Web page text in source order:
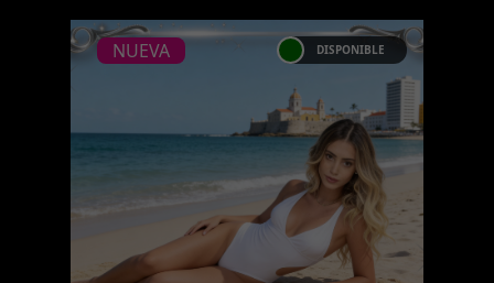
NUEVA DISPONIBLE
ANDREA TORRES -
NUEVA
Platinum Esta modelo pertenece
a nuestro Catálogo Privado
Platinum. Selección privada de
modelos con un nivel de belleza
y perform ...